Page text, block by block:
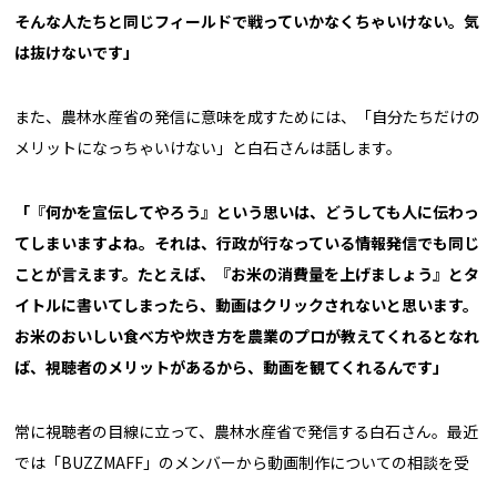
そんな人たちと同じフィールドで戦っていかなくちゃいけない。気
は抜けないです」
また、農林水産省の発信に意味を成すためには、「自分たちだけの
メリットになっちゃいけない」と白石さんは話します。
「『何かを宣伝してやろう』という思いは、どうしても人に伝わっ
てしまいますよね。それは、行政が行なっている情報発信でも同じ
ことが言えます。たとえば、『お米の消費量を上げましょう』とタ
イトルに書いてしまったら、動画はクリックされないと思います。
お米のおいしい食べ方や炊き方を農業のプロが教えてくれるとなれ
ば、視聴者のメリットがあるから、動画を観てくれるんです」
常に視聴者の目線に立って、農林水産省で発信する白石さん。最近
では「BUZZMAFF」のメンバーから動画制作についての相談を受